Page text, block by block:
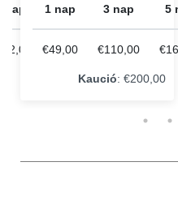
nap 1 nap 3 nap 5
€49,00 €110,00
Kaució: €200,00